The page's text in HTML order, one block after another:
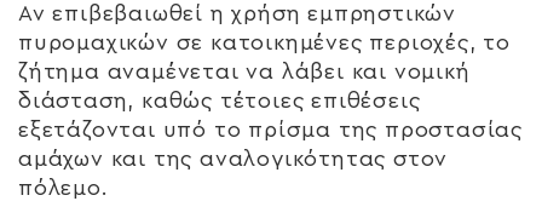
Αν επιβεβαιωθεί η χρήση εμπρηστικών
πυρομαχικών σε κατοικημένες περιοχές, το
ζήτημα αναμένεται να λάβει και νομική
διάσταση, καθώς τέτοιες επιθέσεις
εξετάζονται υπό το πρίσμα της προστασίας
αμάχων και της αναλογικότητας στον
πόλεμο.